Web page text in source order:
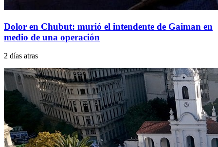
Dolor en Chubut: murió el intendente de Gaiman en
medio de una operación
2 días atras